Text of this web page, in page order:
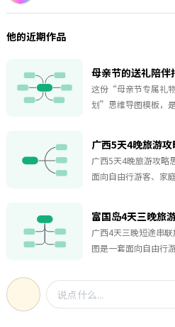
他的近期作品
母亲节的送礼陪伴
这份“母亲节专属礼
划”思维导图模板，
决方案。本模板独创“
三维度”的实用架构
档”与“500元心意档
怀”、“体验共享”与
达”三类精准击中母
向，并创新性整合“6
广西5天4晚旅游攻
广西5天4晚旅游攻略
面向自由行游客、家
五大旅游目的地——南
海、防城港以及中越
境。该模板按照5天4
理，帮助旅行者在有
富国岛4天三晚旅
广西4天三晚短途串
图是一套面向自由行
具代表性的四座城市
北海、防城港，兼顾
度假与边境风情。该